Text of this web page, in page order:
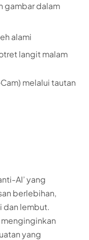
gambar dalam
alami
langit malam
melalui tautan
AI’ yang
berlebihan,
dan lembut.
yang